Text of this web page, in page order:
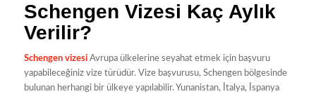
Schengen Vizesi Kaç Aylık
Verilir?
Schengen vizesi Avrupa ülkelerine seyahat etmek için başvuru
yapabileceğiniz vize türüdür. Vize başvurusu, Schengen bölgesinde
bulunan herhangi bir ülkeye yapılabilir. Yunanistan, İtalya, İspanya